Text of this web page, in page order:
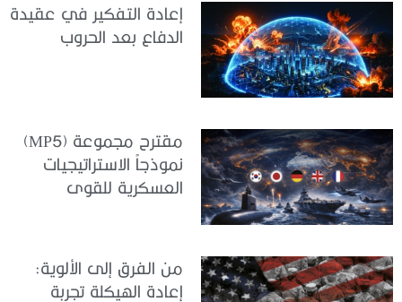
إعادة التفكير في عقيدة
الدفاع بعد الحروب
مقترح مجموعة (MP5)
نموذجاً الاستراتيجيات
العسكرية للقوى
من الفرق إلى الألوية:
إعادة الهيكلة تجربة